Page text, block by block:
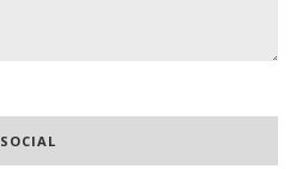
SOCIAL